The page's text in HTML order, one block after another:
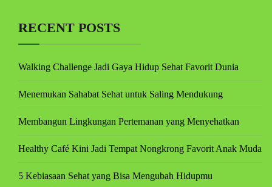
RECENT POSTS
Walking Challenge Jadi Gaya Hidup Sehat Favorit Dunia
Menemukan Sahabat Sehat untuk Saling Mendukung
Membangun Lingkungan Pertemanan yang Menyehatkan
Healthy Café Kini Jadi Tempat Nongkrong Favorit Anak Muda
5 Kebiasaan Sehat yang Bisa Mengubah Hidupmu